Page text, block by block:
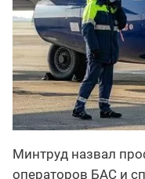
Минтруд назвал
операторов БАС и